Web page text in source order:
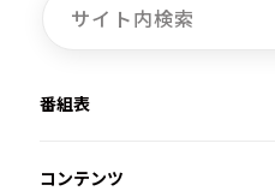
番組表
コンテンツ